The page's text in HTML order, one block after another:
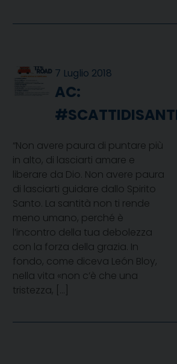
7 Luglio 2018
AC:
“Non avere paura di puntare più
in alto, di lasciarti amare e
liberare da Dio. Non avere paura
di lasciarti guidare dallo Spirito
Santo. La santità non ti rende
meno umano, perché è
l’incontro della tua debolezza
con la forza della grazia. In
fondo, come diceva León Bloy,
nella vita «non c’è che una
tristezza, […]